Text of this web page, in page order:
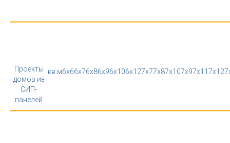
Проекты
домов из
СИП-
панелей
кв.м6x66x76x86x96x106x127x77x87x107x97x11 7x12